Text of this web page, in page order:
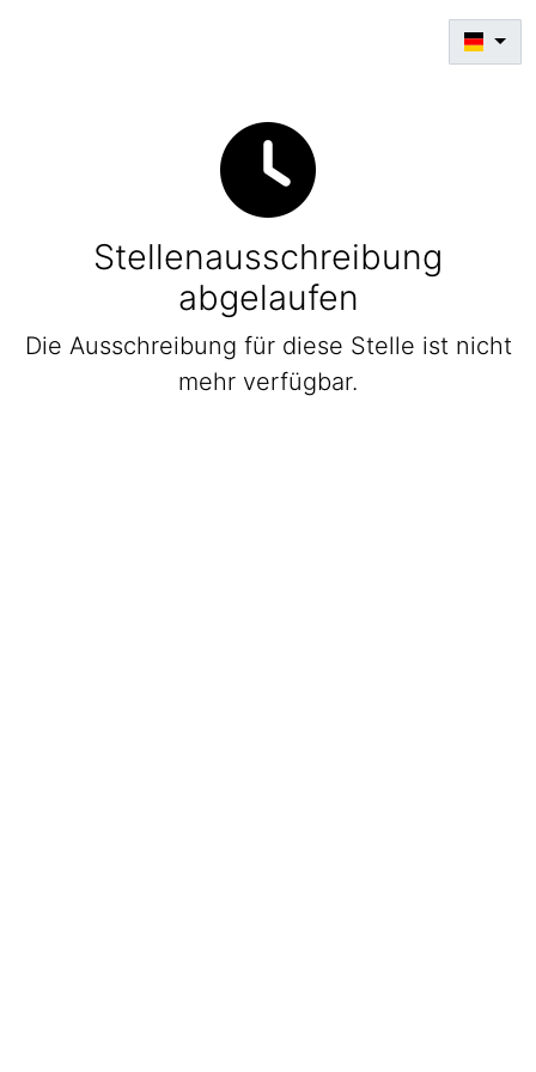
Stellenausschreibung
abgelaufen
Die Ausschreibung für diese Stelle ist nicht
mehr verfügbar.